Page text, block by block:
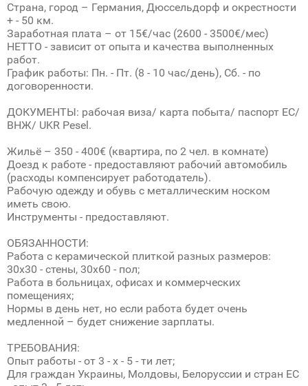
Страна, город – Германия, Дюссельдорф и окрестности
+ - 50 км.
Заработная плата – от 15€/час (2600 - 3500€/мес)
НЕТТО - зависит от опыта и качества выполненных
работ.
График работы: Пн. - Пт. (8 - 10 час/день), Сб. - по
договоренности.
ДОКУМЕНТЫ: рабочая виза/ карта побыта/ паспорт ЕС/
ВНЖ/ UKR Pesel.
Жильё – 350 - 400€ (квартира, по 2 чел. в комнате)
Доезд к работе - предоставляют рабочий автомобиль
(расходы компенсирует работодатель).
Рабочую одежду и обувь с металлическим носком
иметь свою.
Инструменты - предоставляют.
ОБЯЗАННОСТИ:
Работа с керамической плиткой разных размеров:
30х30 - стены, 30х60 - пол;
Работа в больницах, офисах и коммерческих
помещениях;
Нормы в день нет, но если работа будет очень
медленной – будет снижение зарплаты.
ТРЕБОВАНИЯ:
Опыт работы - от 3 - х - 5 - ти лет;
Для граждан Украины, Молдовы, Белоруссии и стран ЕС